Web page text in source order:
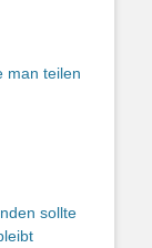
man teilen
sollte